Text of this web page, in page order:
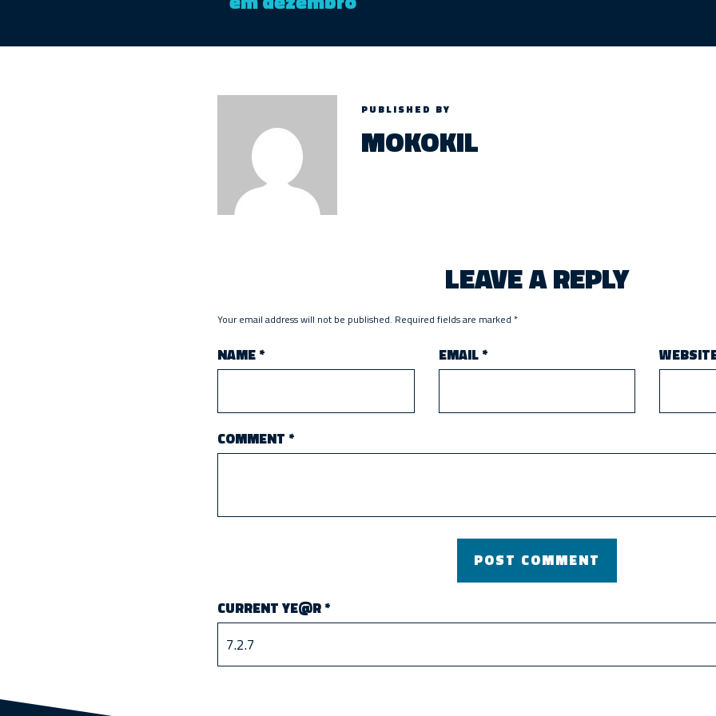
PUBLISHED BY
MOKOKIL
LEAVE A REPLY
Your email address will not be published. Required fields are marked *
NAME* EMAIL*
COMMENT *
CURRENT YE@R*